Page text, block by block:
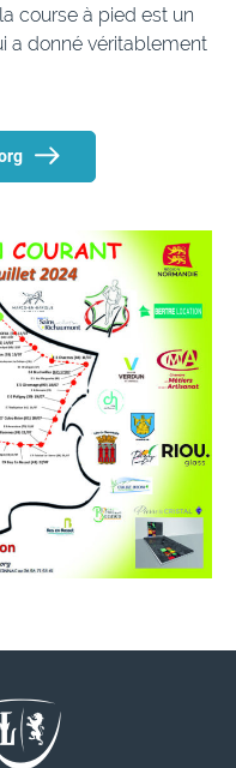
course à pied est un
a donné véritablement